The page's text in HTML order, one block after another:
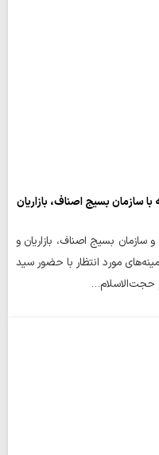
سازمان بسیج اصناف، بازاریان
سازمان‌ بسیج اصناف، بازاریان و
مورد انتظار با حضور سید